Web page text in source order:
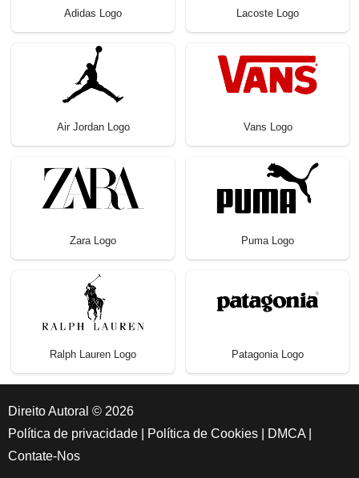
Adidas Logo Lacoste Logo
Air Jordan Logo Vans Logo
Zara Logo Puma Logo
Ralph Lauren Logo Patagonia Logo
Direito Autoral © 2026
Política de privacidade
Política de Cookies DMCA
Contate-Nos